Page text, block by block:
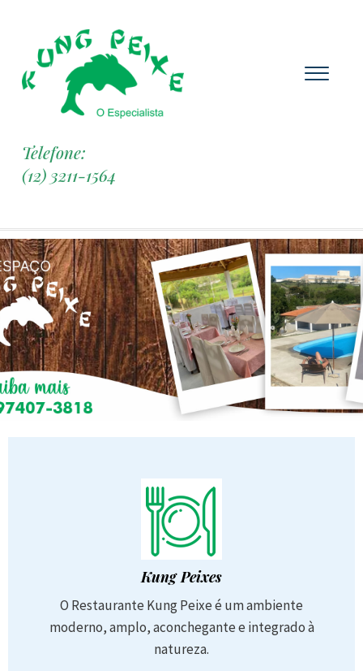
Telefone:
(12) 3211-1564
Kung Peixes
O Restaurante Kung Peixe é um ambiente
moderno, amplo, aconchegante e integrado à
natureza.